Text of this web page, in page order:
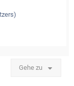
Gehe zu